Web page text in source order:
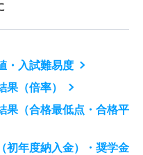
・入試難易度
果（倍率）
果（合格最低点・合格平
初年度納入金）・奨学金